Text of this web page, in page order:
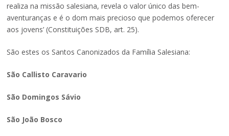
realiza na missão salesiana, revela o valor único das bem-
aventuranças e é o dom mais precioso que podemos oferecer
aos jovens’ (Constituições SDB, art. 25).
São estes os Santos Canonizados da Família Salesiana:
São Callisto Caravario
São Domingos Sávio
São João Bosco